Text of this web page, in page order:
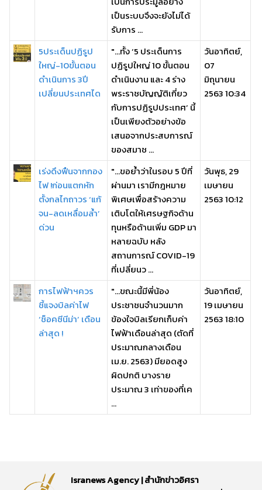
เป็นระบบจึงจะยังไม่ได้
รับการ ...
5ประเด็นปฏิรูป
ใหญ่-10ขั้นตอน
ดำเนินการ 3ปี
เปลี่ยนประเทศได
"...ทั้ง ‘5 ประเด็นการ
ปฏิรูปใหญ่ 10 ขั้นตอน
ดำเนินงาน และ 4 ร่าง
พระราชบัญญัติเกี่ยว
กับการปฏิรูปประเทศ’ นี้
เป็นเพียงตัวอย่างข้อ
เสนอจากประสบการณ์
ของสมาช ...
วันอาทิตย์,
07
มิถุนายน
2563 10:34
เร่งดึงฟืนจากกอง
ไฟ !ก่อนแตกหัก
ตั้งกลไกถาวร ‘แก้
จน-ลดเหลื่อมล้ำ’
ด่วน
"...ขอย้ำว่าในรอบ 5 ปีที่
ผ่านมา เรามีกฎหมาย
พิเศษเพื่อสร้างความ
เติบโตให้เศรษฐกิจด้าน
ทุนหรือด้านเพิ่ม GDP มา
หลายฉบับ หลัง
สถานการณ์ COVID-19
ที่เปลี่ยนว ...
วันพุธ, 29
เมษายน
2563 10:12
การไฟฟ้าฯควร
ชี้แจงบิลค่าไฟ
‘ช็อคซีนีม่า’ เดือน
ล่าสุด !
"...ขณะนี้มีพี่น้อง
ประชาชนจำนวนมาก
ข้องใจบิลเรียกเก็บค่า
ไฟฟ้าเดือนล่าสุด (ตัดที่
ประมาณกลางเดือน
เม.ย. 2563) มียอดสูง
ผิดปกติ บางราย
ประมาณ 3 เท่าของที่เค
...
วันอาทิตย์,
19 เมษายน
2563 18:10
Isranews Agency | สำนักข่าวอิศรา